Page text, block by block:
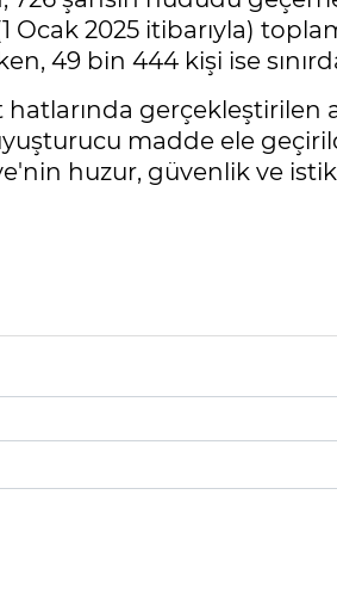
Ocak 2025 itibarıyla)
49 bin 444 kişi ise
madde ele
huzur, güvenlik ve